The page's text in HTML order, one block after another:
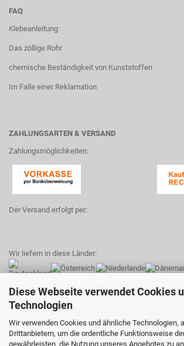
Diese Webseite verwendet Cookies
Technologien
Wir verwenden Cookies und ähnliche Technologien,
Drittanbietern, um die ordentliche Funktionsweise
gewährleisten, die Nutzung unseres Angebotes zu
FAQ
Klebeanleitung
Das zöllige Rohr
chemische Beständigkeit von Kunststoffen
Im Falle einer Reklamation
ZAHLUNGSARTEN & VERSAND
Zahlungsmöglichkeiten:
Der Versand erfolgt per:
Wir liefern in diese Länder: